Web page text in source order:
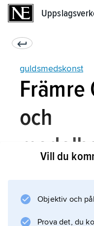
guldsmedskonst
Främre
och
Vill du
Objektiv och
Prova det, du